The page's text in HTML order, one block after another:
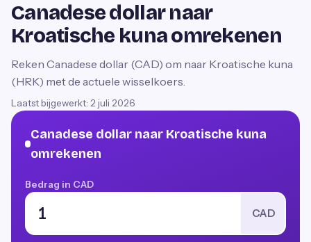
Canadese dollar naar
Kroatische kuna omrekenen
Reken Canadese dollar (CAD) om naar Kroatische kuna
(HRK) met de actuele wisselkoers.
Laatst bijgewerkt: 2 juli 2026
Canadese dollar naar Kroatische kuna
omrekenen
Bedrag in CAD
CAD